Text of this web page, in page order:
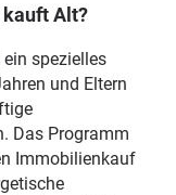
kauft Alt?
spezielles
und Eltern
Das Programm
Immobilienkauf